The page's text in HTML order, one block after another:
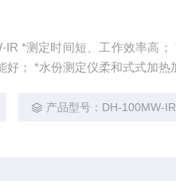
工作效率高； *加热腔采用纯不锈钢镜面腔罩，
测试准确；
产品型号：DH-100MW-IR